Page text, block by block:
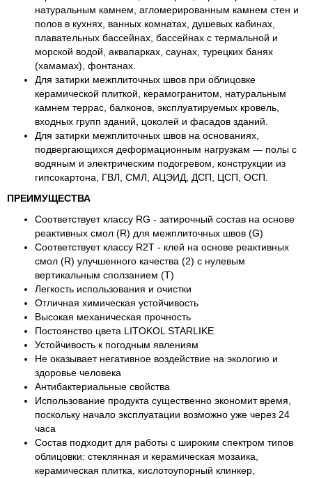
натуральным камнем, агломерированным камнем стен и
полов в кухнях, ванных комнатах, душевых кабинах,
плавательных бассейнах, бассейнах с термальной и
морской водой, аквапарках, саунах, турецких банях
(хамамах), фонтанах.
Для затирки межплиточных швов при облицовке
керамической плиткой, керамогранитом, натуральным
камнем террас, балконов, эксплуатируемых кровель,
входных групп зданий, цоколей и фасадов зданий.
Для затирки межплиточных швов на основаниях,
подвергающихся деформационным нагрузкам — полы с
водяным и электрическим подогревом, конструкции из
гипсокартона, ГВЛ, СМЛ, АЦЭИД, ДСП, ЦСП, ОСП.
ПРЕИМУЩЕСТВА
Соответствует классу RG - затирочный состав на основе
реактивных смол (R) для межплиточных швов (G)
Соответствует классу R2T - клей на основе реактивных
смол (R) улучшенного качества (2) с нулевым
вертикальным сползанием (T)
Легкость использования и очистки
Отличная химическая устойчивость
Высокая механическая прочность
Постоянство цвета LITOKOL STARLIKE
Устойчивость к погодным явлениям
Не оказывает негативное воздействие на экологию и
здоровье человека
Антибактериальные свойства
Использование продукта существенно экономит время,
поскольку начало эксплуатации возможно уже через 24
часа
Состав подходит для работы с широким спектром типов
облицовки: стеклянная и керамическая мозаика,
керамическая плитка, кислотоупорный клинкер,